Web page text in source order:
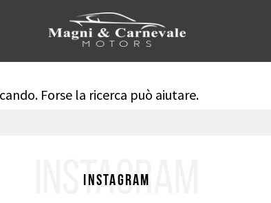
Forse la ricerca può aiutare.
INSTAGRAM
Instagram